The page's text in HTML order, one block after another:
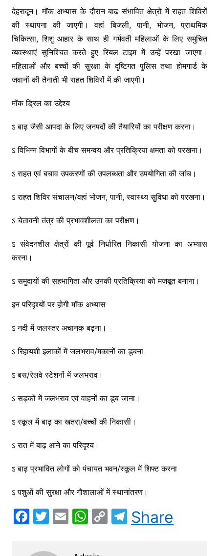
देहरादून। मॉक अभ्यास के दौरान बाढ़ संभावित क्षेत्रों में राहत शिविरों
की स्थापना की जाएगी। वहां बिजली, पानी, भोजन, प्राथमिक
चिकित्सा, शिशु आहार के साथ ही गर्भवती महिलाओं के लिए समुचित
व्यवस्थाएं सुनिश्चित करते हुए रियल टाइम में उन्हें परखा जाएगा।
महिलाओं और बच्चों की सुरक्षा के दृष्टिगत पुलिस तथा होमगार्ड के
जवानों की तैनाती भी राहत शिविरों में की जाएगी।
मॉक ड्रिल का उद्देश्य
ऽ बाढ़ जैसी आपदा के लिए जनपदों की तैयारियों का परीक्षण करना।
ऽ विभिन्न विभागों के बीच समन्वय और प्रतिक्रिया क्षमता को परखना।
ऽ राहत एवं बचाव उपकरणों की उपलब्धता और उपयोगिता की जांच।
ऽ राहत शिविर संचालन/वहां भोजन, पानी, स्वास्थ्य सुविधा को परखना।
ऽ चेतावनी तंत्र की प्रभावशीलता का परीक्षण।
ऽ संवेदनशील क्षेत्रों की पूर्व निर्धारित निकासी योजना का अभ्यास
करना।
ऽ समुदायों की सहभागिता और उनकी प्रतिक्रिया को मजबूत बनाना।
इन परिदृश्यों पर होगी मॉक अभ्यास
ऽ नदी में जलस्तर अचानक बढ़ना।
ऽ रिहायशी इलाकों में जलभराव/मकानों का डूबना
ऽ बस/रेलवे स्टेशनों में जलभराव।
ऽ सड़कों में जलभराव एवं वाहनों का डूब जाना।
ऽ स्कूल में बाढ़ का खतरा/बच्चों की निकासी।
ऽ रात में बाढ़ आने का परिदृश्य।
ऽ बाढ़ प्रभावित लोगों को पंचायत भवन/स्कूल में शिफ्ट करना
ऽ पशुओं की सुरक्षा और गौशालाओं में स्थानांतरण।
F
c
T
itt
E W C T
el
Share